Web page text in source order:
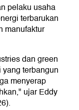
pelaku usaha
terbarukan
manufaktur
dan green
terbangun
menyerap
ujar Eddy